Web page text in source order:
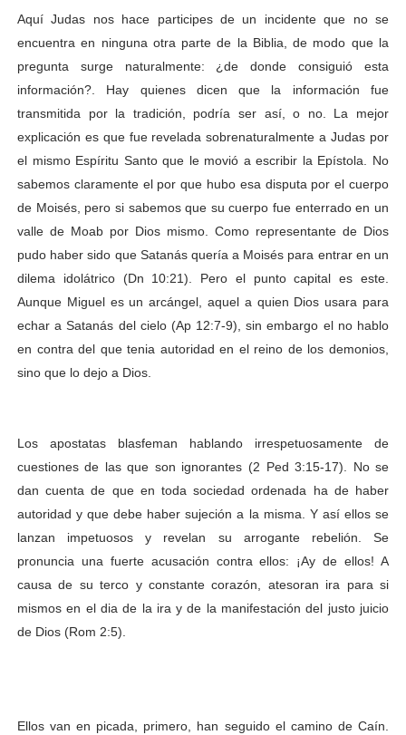
Aquí Judas nos hace participes de un incidente que no se
encuentra en ninguna otra parte de la Biblia, de modo que la
pregunta surge naturalmente: ¿de donde consiguió esta
información?. Hay quienes dicen que la información fue
transmitida por la tradición, podría ser así, o no. La mejor
explicación es que fue revelada sobrenaturalmente a Judas por
el mismo Espíritu Santo que le movió a escribir la Epístola. No
sabemos claramente el por que hubo esa disputa por el cuerpo
de Moisés, pero si sabemos que su cuerpo fue enterrado en un
valle de Moab por Dios mismo. Como representante de Dios
pudo haber sido que Satanás quería a Moisés para entrar en un
dilema idolátrico (Dn 10:21). Pero el punto capital es este.
Aunque Miguel es un arcángel, aquel a quien Dios usara para
echar a Satanás del cielo (Ap 12:7-9), sin embargo el no hablo
en contra del que tenia autoridad en el reino de los demonios,
sino que lo dejo a Dios.
Los apostatas blasfeman hablando irrespetuosamente de
cuestiones de las que son ignorantes (2 Ped 3:15-17). No se
dan cuenta de que en toda sociedad ordenada ha de haber
autoridad y que debe haber sujeción a la misma. Y así ellos se
lanzan impetuosos y revelan su arrogante rebelión. Se
pronuncia una fuerte acusación contra ellos: ¡Ay de ellos! A
causa de su terco y constante corazón, atesoran ira para si
mismos en el dia de la ira y de la manifestación del justo juicio
de Dios (Rom 2:5).
Ellos van en picada, primero, han seguido el camino de Caín.